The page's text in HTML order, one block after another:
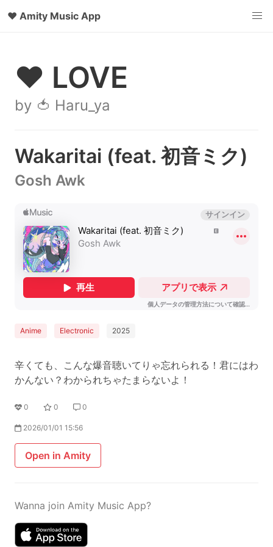
♥ Amity Music App
♥ LOVE
by 🍅 Haru_ya
Wakaritai (feat. 初音ミク)
Gosh Awk
Anime Electronic 2025
辛くても、こんな爆音聴いてりゃ忘れられる！君にはわ
かんない？わかられちゃたまらないよ！
0 0 0
2026/01/01 15:56
Open in Amity
Wanna join Amity Music App?